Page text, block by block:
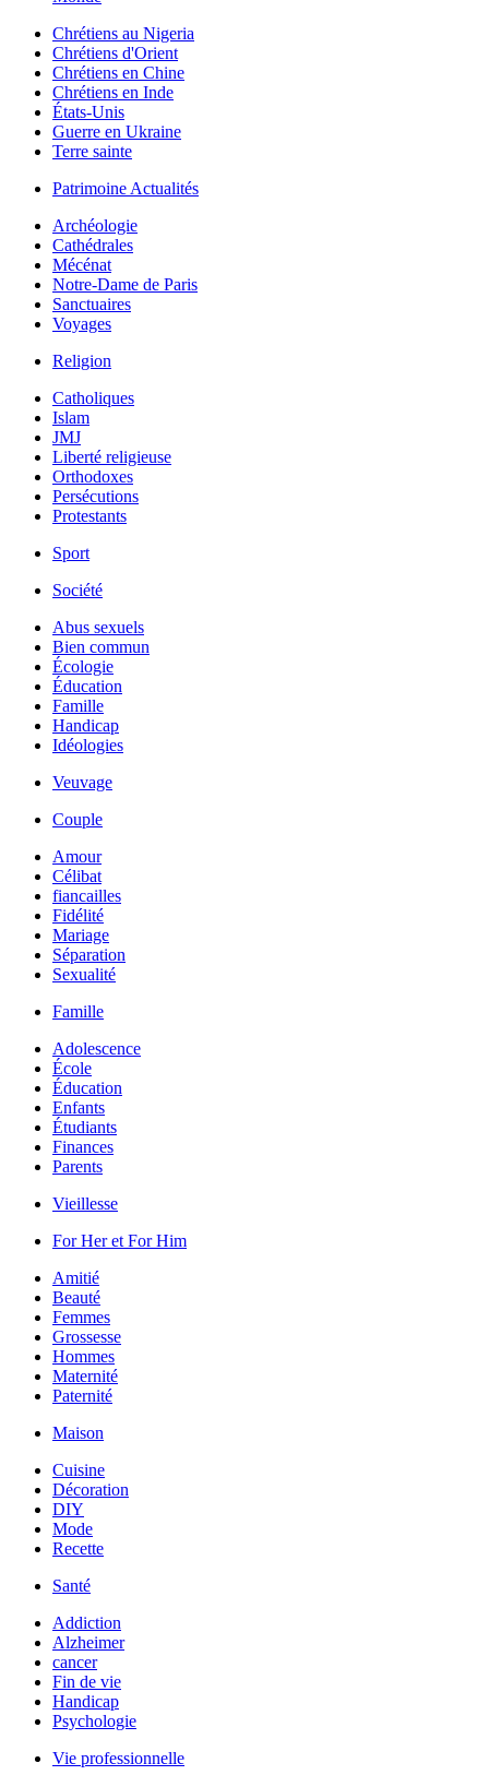
Chrétiens au Nigeria
Chrétiens d'Orient
Chrétiens en Chine
Chrétiens en Inde
États-Unis
Guerre en Ukraine
Terre sainte
Patrimoine Actualités
Archéologie
Cathédrales
Mécénat
Notre-Dame de Paris
Sanctuaires
Voyages
Religion
Catholiques
Islam
JMJ
Liberté religieuse
Orthodoxes
Persécutions
Protestants
Sport
Société
Abus sexuels
Bien commun
Écologie
Éducation
Famille
Handicap
Idéologies
Veuvage
Couple
Amour
Célibat
fiancailles
Fidélité
Mariage
Séparation
Sexualité
Famille
Adolescence
École
Éducation
Enfants
Étudiants
Finances
Parents
Vieillesse
For Her et For Him
Amitié
Beauté
Femmes
Grossesse
Hommes
Maternité
Paternité
Maison
Cuisine
Décoration
DIY
Mode
Recette
Santé
Addiction
Alzheimer
cancer
Fin de vie
Handicap
Psychologie
Vie professionnelle